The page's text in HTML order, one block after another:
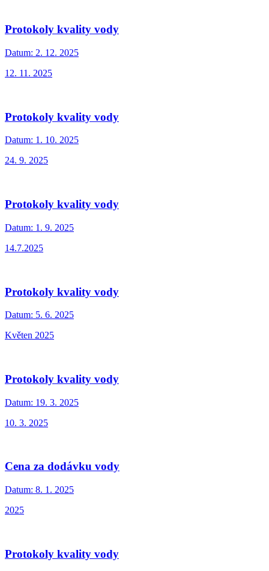
Protokoly kvality vody
Datum: 2. 12. 2025
12. 11. 2025
Protokoly kvality vody
Datum: 1. 10. 2025
24. 9. 2025
Protokoly kvality vody
Datum: 1. 9. 2025
14.7.2025
Protokoly kvality vody
Datum: 5. 6. 2025
Květen 2025
Protokoly kvality vody
Datum: 19. 3. 2025
10. 3. 2025
Cena za dodávku vody
Datum: 8. 1. 2025
2025
Protokoly kvality vody